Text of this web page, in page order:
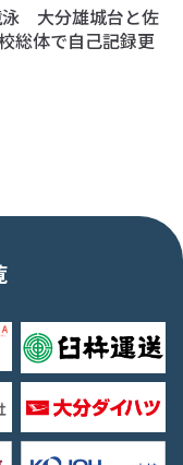
大分雄城台と佐
総体で自己記録更